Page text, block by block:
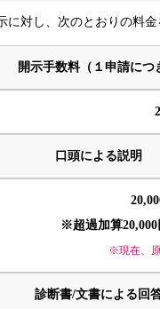
に対し、次のとおりの料金
開示手数料（１申請につ
口頭による説明
※超過加算20,000
※現在、
診断書/文書による回